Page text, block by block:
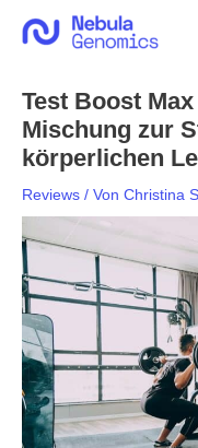
Inhalt
Test Boost
Mischung zur
körperlichen
Reviews / Von Christina